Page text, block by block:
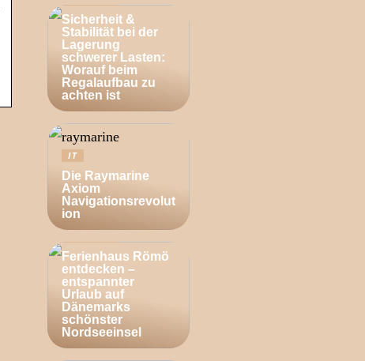
Sicherheit &
Stabilität bei der
Lagerung
schwerer Lasten:
Worauf beim
Regalaufbau zu
achten ist
IT
Die Raymarine
Axiom
Navigationsrevolut
ion
Ferienhaus Römö
entdecken –
entspannter
Urlaub auf
Dänemarks
schönster
Nordseeinsel